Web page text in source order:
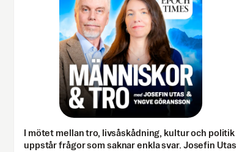
I mötet mellan tro, livsåskådning, kultur och politik
uppstår frågor som saknar enkla svar. Josefin Utas